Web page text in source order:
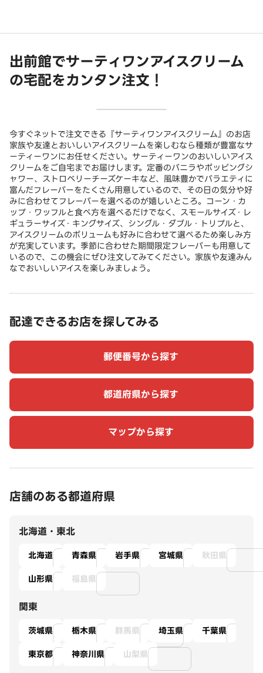
出前館でサーティワンアイスクリーム
の宅配をカンタン注文！
今すぐネットで注文できる『サーティワンアイスクリーム』のお店
家族や友達とおいしいアイスクリームを楽しむなら種類が豊富なサ
ーティーワンにお任せください。サーティーワンのおいしいアイス
クリームをご自宅までお届けします。定番のバニラやポッピングシ
ャワー、ストロベリーチーズケーキなど、風味豊かでバラエティに
富んだフレーバーをたくさん用意しているので、その日の気分や好
みに合わせてフレーバーを選べるのが嬉しいところ。コーン・カ
ップ・ワッフルと食べ方を選べるだけでなく、スモールサイズ・レ
ギュラーサイズ・キングサイズ、シングル・ダブル・トリプルと、
アイスクリームのボリュームも好みに合わせて選べるため楽しみ方
が充実しています。季節に合わせた期間限定フレーバーも用意して
いるので、この機会にぜひ注文してみてください。家族や友達みん
なでおいしいアイスを楽しみましょう。
配達できるお店を探してみる
郵便番号から探す
都道府県から探す
マップから探す
店舗のある都道府県
北海道・東北
北海道 青森県 岩手県 宮城県
秋田県
山形県
福島県
関東
茨城県 栃木県 群馬県 埼玉県
千葉県
東京都
神奈川県 山梨県